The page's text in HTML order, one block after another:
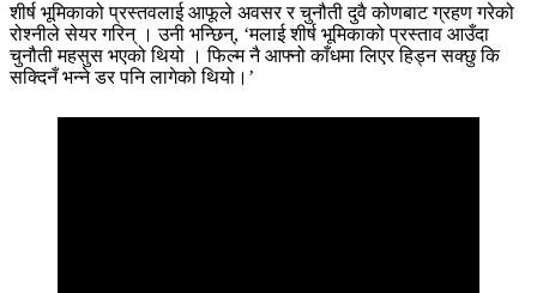
शीर्ष भूमिकाको प्रस्तवलाई आफूले अवसर र चुनौती दुवै कोणबाट ग्रहण गरेको
रोश्नीले सेयर गरिन् । उनी भन्छिन्, ‘मलाई शीर्ष भूमिकाको प्रस्ताव आउँदा
चुनौती महसुस भएको थियो । फिल्म नै आफ्नो काँधमा लिएर हिड्न सक्छु कि
सक्दिनँ भन्ने डर पनि लागेको थियो।’